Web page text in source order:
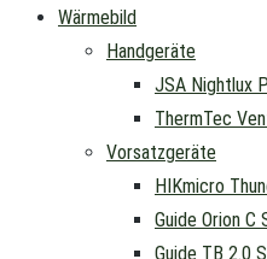
Wärmebild
Handgeräte
JSA Nightlux
ThermTec
Vorsatzgeräte
HIKmicro
Guide Orion C
Guide TB 2.0